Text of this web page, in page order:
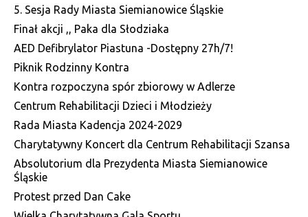
5. Sesja Rady Miasta Siemianowice Śląskie
Finał akcji ,, Paka dla Słodziaka
AED Defibrylator Piastuna -Dostępny 27h/7!
Piknik Rodzinny Kontra
Kontra rozpoczyna spór zbiorowy w Adlerze
Centrum Rehabilitacji Dzieci i Młodzieży
Rada Miasta Kadencja 2024-2029
Charytatywny Koncert dla Centrum Rehabilitacji Szansa
Absolutorium dla Prezydenta Miasta Siemianowice
Śląskie
Protest przed Dan Cake